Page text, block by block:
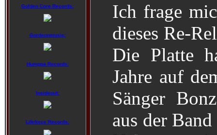
Golden Core Records:
Gordeonmusic:
Humppa Records:
Insideout:
Lifeforce Records:
Ich frage
dieses Re-
Die Platte
Jahre auf
Sänger
aus der